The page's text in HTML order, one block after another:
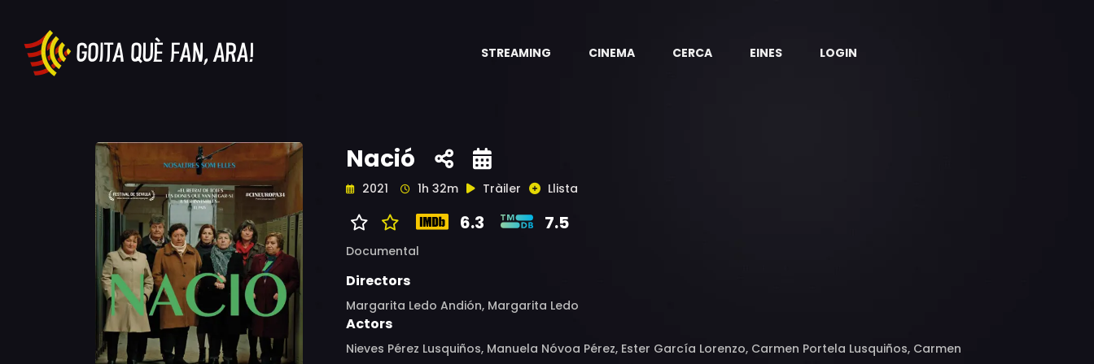
STREAMING CINEMA CERCA EINES LOGIN
Nació
2021 1h 32m Tràiler Llista
6.3 7.5
Documental
Directors
Margarita Ledo Andión, Margarita Ledo
Actors
Nieves Pérez Lusquiños, Manuela Nóvoa Pérez, Ester García Lorenzo, Carmen Portela Lusquiños, Carmen